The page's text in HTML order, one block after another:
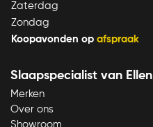
Zaterdag
Zondag
Koopavonden op afspraak
Slaapspecialist van Ellen
Merken
Over ons
Showroom